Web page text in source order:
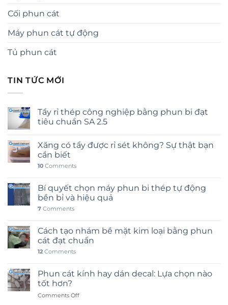
Cối phun cát
Máy phun cát tự động
Tủ phun cát
TIN TỨC MỚI
Tẩy rỉ thép công nghiệp bằng phun bi đạt
tiêu chuẩn SA 2.5
Xăng có tẩy được rỉ sét không? Sự thật bạn
cần biết
10 Comments
Bí quyết chọn máy phun bi thép tự động
bền bỉ và hiệu quả
7 Comments
Cách tạo nhám bề mặt kim loại bằng phun
cát đạt chuẩn
12Comments
Phun cát kính hay dán decal: Lựa chọn nào
tốt hơn?
Comments Offon